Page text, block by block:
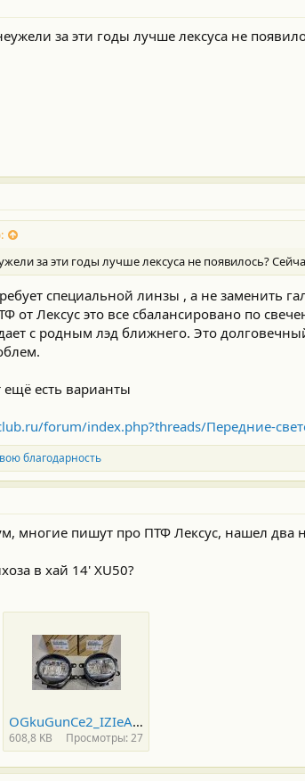
за эти годы лучше лексуса не
за эти годы лучше лексуса не появилось?
специальной линзы , а не заменить
от Лексус это все сбалансировано по
с родным лэд ближнего. Это
ещё есть варианты
forum/index.php?threads/Передние-
благодарность
многие пишут про ПТФ Лексус, нашел два
в хай 14' XU50?
OGkuGunCe2_IZIeAtfOA2EWwNe4-1920.jpg
608,8 KB Просмотры: 27